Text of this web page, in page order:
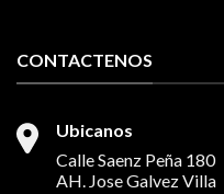
CONTACTENOS
Ubicanos
Calle Saenz Peña 180
AH. Jose Galvez Villa